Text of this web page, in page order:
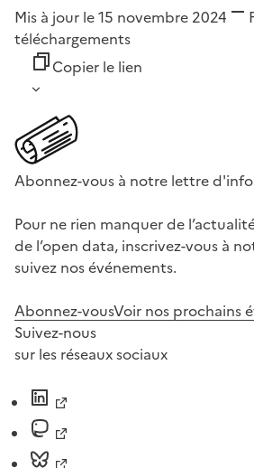
Mis à jour le 15 novembre 2024
téléchargements
Copier le lien
Abonnez-vous à notre lettre
Pour ne rien manquer de
de l’open data, inscrivez-vous à
suivez nos événements.
Abonnez-vousVoir nos prochains
Suivez-nous
sur les réseaux sociaux